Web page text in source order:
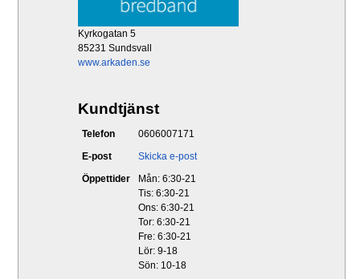
Kyrkogatan 5
85231 Sundsvall
www.arkaden.se
Kundtjänst
Telefon
0606007171
E-post
Skicka e-post
Öppettider
Mån: 6:30-21
Tis: 6:30-21
Ons: 6:30-21
Tor: 6:30-21
Fre: 6:30-21
Lör: 9-18
Sön: 10-18